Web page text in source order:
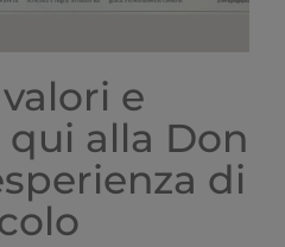
e
alla Don
di